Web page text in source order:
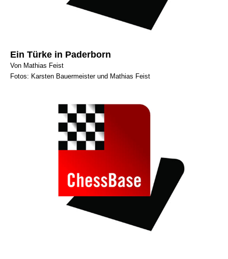
Ein Türke in Paderborn
Von Mathias Feist
Fotos: Karsten Bauermeister und Mathias Feist